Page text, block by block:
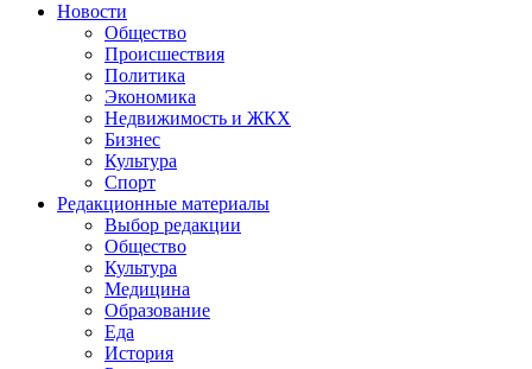
Новости
Общество
Происшествия
Политика
Экономика
Недвижимость и ЖКХ
Бизнес
Культура
Спорт
Редакционные материалы
Выбор редакции
Общество
Культура
Медицина
Образование
Еда
История